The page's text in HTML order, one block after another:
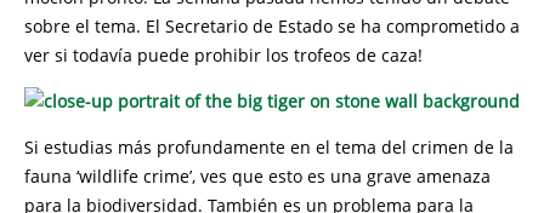
sobre el tema. El Secretario de Estado se ha comprometido a
ver si todavía puede prohibir los trofeos de caza!
Si estudias más profundamente en el tema del crimen de la
fauna ‘wildlife crime’, ves que esto es una grave amenaza
para la biodiversidad. También es un problema para la